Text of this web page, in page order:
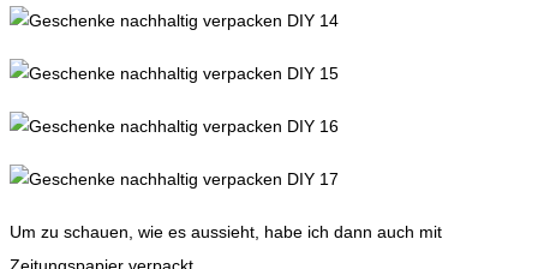
Um zu schauen, wie es aussieht, habe ich dann auch mit